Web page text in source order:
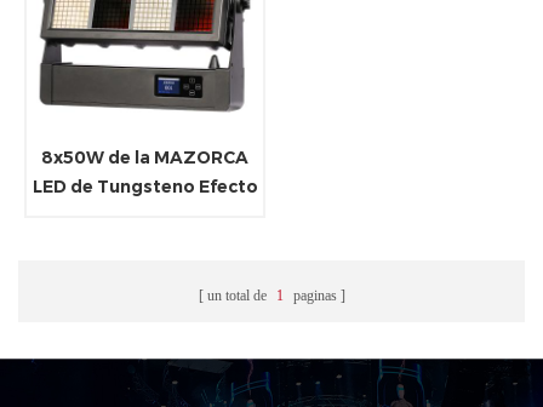
8x50W de la MAZORCA
LED de Tungsteno Efecto
un total de 1 paginas